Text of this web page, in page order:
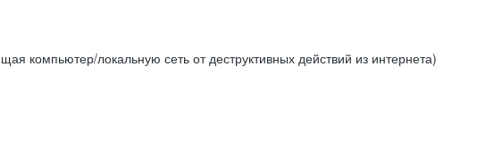
компьютер/локальную сеть от деструктивных действий из интернета)